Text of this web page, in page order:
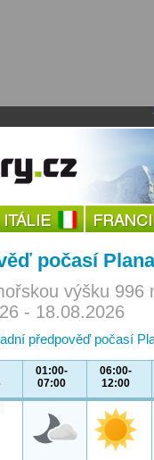
počasí
výšku 996
- 18.08.2026
předpověď počasí
01:00-
07:00
06:00-
12:00